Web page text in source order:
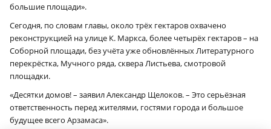
большие площади».
Сегодня, по словам главы, около трёх гектаров охвачено
реконструкцией на улице К. Маркса, более четырёх гектаров – на
Соборной площади, без учёта уже обновлённых Литературного
перекрёстка, Мучного ряда, сквера Листьева, смотровой
площадки.
«Десятки домов! – заявил Александр Щелоков. – Это серьёзная
ответственность перед жителями, гостями города и большое
будущее всего Арзамаса».